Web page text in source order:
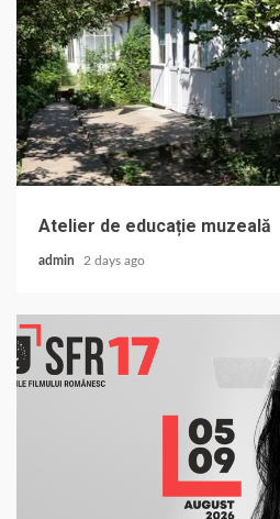
Atelier de educație muzeală
admin 2 days ago